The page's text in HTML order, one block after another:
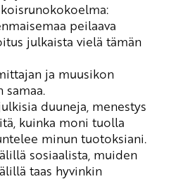
peilaava
julkaista vielä tämän
ja muusikon
duuneja, menestys
kuinka moni tuolla
minun tuotoksiani.
sosiaalista, muiden
taas hyvinkin